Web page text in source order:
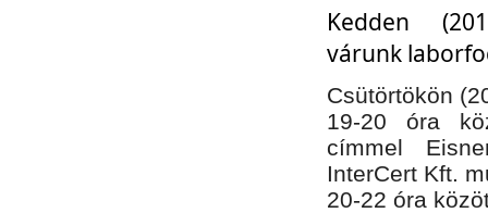
Kedden
várunk
Csütörtökön
19-20 óra
címmel
InterCert Kft.
20-22 óra